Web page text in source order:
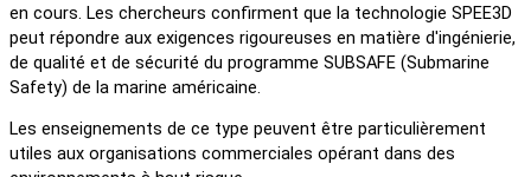
en cours. Les chercheurs confirment que la technologie SPEE3D
peut répondre aux exigences rigoureuses en matière d'ingénierie,
de qualité et de sécurité du programme SUBSAFE (Submarine
Safety) de la marine américaine.
Les enseignements de ce type peuvent être particulièrement
utiles aux organisations commerciales opérant dans des